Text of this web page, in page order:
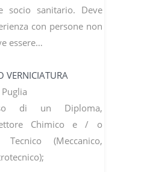
socio sanitario. Deve
con persone non
essere…
VERNICIATURA
di un Diploma,
Chimico e / o
(Meccanico,